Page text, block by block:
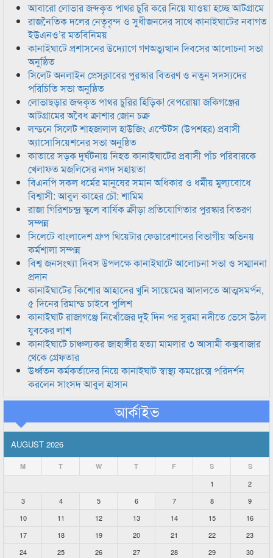
আবারো লোভার জব্দকৃত পাথর চুরি করে নিয়ে যাওয়া হচ্ছে আটগ্রামে
রাজনৈতিক দলের নেতৃবৃন্দ ও সুধীজনদের সাথে কানাইঘাটের নবাগত
ইউএনও’র মতবিনিময়
কানাইঘাটে প্রশাসনের উদ্যোগে গণঅভ্যুত্থান দিবসের আলোচনা সভা
অনুষ্ঠিত
সিলেট অনলাইন প্রেসক্লাবের পুরস্কার বিতরণ ও নতুন সদস্যদের
পরিচিতি সভা অনুষ্ঠিত
লোভাছড়ার জব্দকৃত পাথর চুরির হিড়িক! বেপরোয়া জকিগঞ্জের
আটগ্রামের অবৈধ ক্রাশার জোন চক্র
লন্ডনে সিলেট শাহজালাল হাউজিং এস্টেটস (উপশহর) প্রবাসী
অ্যাসোসিয়েশনের সভা অনুষ্ঠিত
কাতারে সড়ক দুর্ঘটনায় নিহত কানাইঘাটের প্রবাসী পাঁচ পরিবারকে
খেলাফত মজলিসের নগদ সহায়তা
বিএনপি সকল ধর্মের মানুষের সমান অধিকার ও ধর্মীয় মুল্যবোধে
বিশ্বাসী: আবুল কাহের চৌ: শামিম
রাজা গিরিশচন্দ্র স্কুলে বার্ষিক ক্রীড়া প্রতিযোগিতার পুরস্কার বিতরণ
সম্পন্ন
সিলেটে বাংলাদেশ গ্রুপ থিয়েটার ফেডারেশানের বিভাগীয় অভিনয়
কর্মশালা সম্পন্ন
বিশ্ব জনসংখ্যা দিবস উপলক্ষে কানাইঘাটে আলোচনা সভা ও সম্মাননা
প্রদান
কানাইঘাটের কিশোর আহাদের খুনি সায়েমের আদালতে আত্মসমর্পন,
৫ দিনের রিমান্ড চাইবে পুলিশ
কানাইঘাট রাজাগঞ্জে নিখোঁজের দুই দিন পর সুরমা নদীতে ভেসে উঠল
যুবকের লাশ
কানাইঘাটে চাঞ্চল্যকর জাহাঙ্গীর হত্যা মামলার ৩ আসামী কক্সবাজার
থেকে গ্রেফতার
উর্ধ্বতন কর্মকর্তাদের নিয়ে কানাইঘাট স্বাস্থ্য কমপ্লেক্সে পরিদর্শন
করলেন সাংসদ আবুল হাসান
আর্কাইভ
AUGUST 2026
M T W T F S S
1
2
3
4 5 6 7 8
9
10
11 12 13 14 15
16
17
18 19 20 21 22
23
24
25 26 27 28 29 30